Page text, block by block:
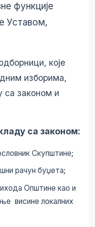
функције
Уставом,
које
изборима,
са законом и
са законом:
Скупштине;
рачун буџета;
Општине као и
висине локалних